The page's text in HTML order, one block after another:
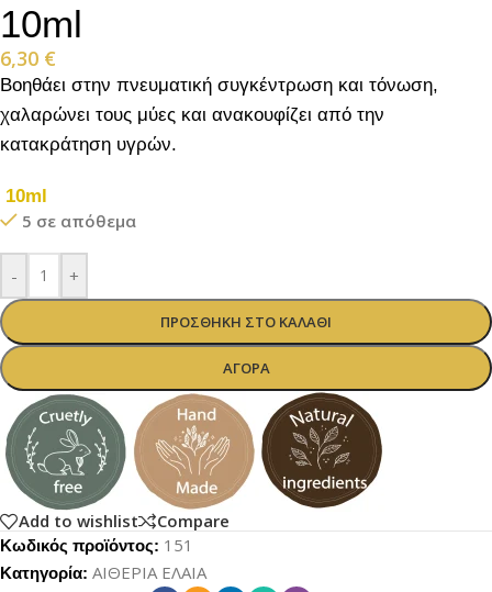
10ml
6,30 €
Βοηθάει στην πνευματική συγκέντρωση και τόνωση,
χαλαρώνει τους μύες και ανακουφίζει από την
κατακράτηση υγρών.
10ml
5 σε απόθεμα
- +
ΠΡΟΣΘΉΚΗ ΣΤΟ ΚΑΛΆΘΙ
ΑΓΟΡΆ
Add to wishlist Compare
Κωδικός προϊόντος: 151
Κατηγορία: ΑΙΘΕΡΙΑ ΕΛΑΙΑ